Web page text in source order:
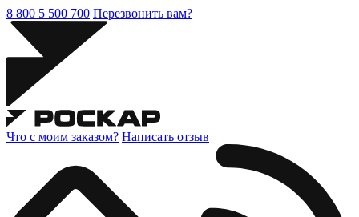
8 800 5 500 700 Перезвонить вам?
Что с моим заказом? Написать отзыв